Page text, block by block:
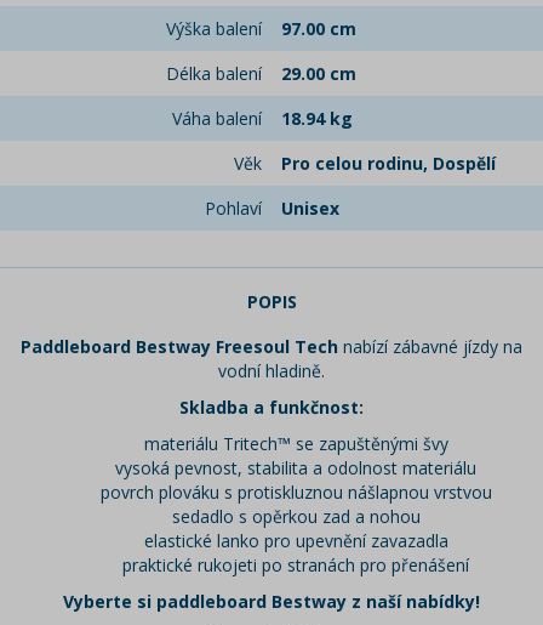
Výška balení
97.00 cm
Délka balení
29.00 cm
Váha balení
18.94 kg
Věk
Pro celou rodinu, Dospělí
Pohlaví
Unisex
POPIS
Paddleboard Bestway Freesoul Tech nabízí zábavné jízdy na
vodní hladině.
Skladba a funkčnost:
materiálu Tritech™ se zapuštěnými švy
vysoká pevnost, stabilita a odolnost materiálu
povrch plováku s protiskluznou nášlapnou vrstvou
sedadlo s opěrkou zad a nohou
elastické lanko pro upevnění zavazadla
praktické rukojeti po stranách pro přenášení
Vyberte si paddleboard Bestway z naší nabídky!